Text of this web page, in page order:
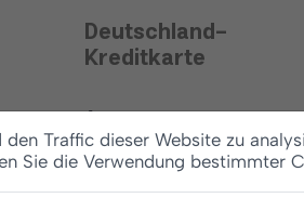
Deutschland-
Kreditkarte
Antrag
Konditionen
Vertrag widerrufen
Traffic dieser Website zu
Sie die Verwendung bestimmter